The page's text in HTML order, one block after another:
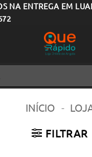
NA ENTREGA EM
INÍCIO -
FILTRAR